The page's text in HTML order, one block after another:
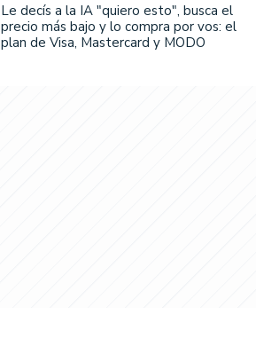
Le decís a la IA "quiero esto", busca el
precio más bajo y lo compra por vos: el
plan de Visa, Mastercard y MODO